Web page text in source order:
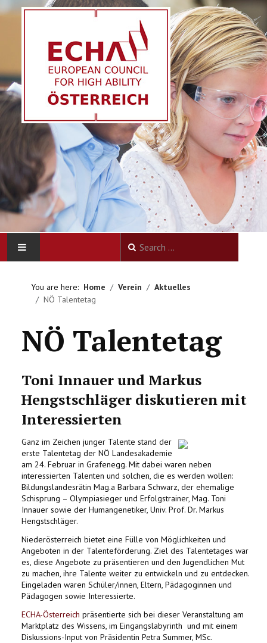
VEREIN
AKTIVITÄTEN
IMPRESSUM
KONTAKT
You are here: Home Verein
Aktuelles
NÖ Talentetag
NÖ Talentetag
Toni Innauer und Markus
Hengstschläger diskutieren mit
Interessierten
Ganz im Zeichen junger Talente stand der
erste Talentetag der NÖ Landesakademie
am 24. Februar in Grafenegg. Mit dabei waren neben
interessierten Talenten und solchen, die es werden wollen:
Bildungslandesrätin Mag.a Barbara Schwarz, der ehemalige
Schisprung – Olympiasieger und Erfolgstrainer, Mag. Toni
Innauer sowie der Humangenetiker, Univ. Prof. Dr. Markus
Hengstschläger.
Niederösterreich bietet eine Fülle von Möglichkeiten und
Angeboten in der Talenteförderung. Ziel des Talentetages war
es, diese Angebote zu präsentieren und den Jugendlichen Mut
zu machen, ihre Talente weiter zu entwickeln und zu entdecken.
Eingeladen waren Schüler/innen, Eltern, Pädagoginnen und
Pädagogen sowie Interessierte.
ECHA-Österreich präsentierte sich bei dieser Veranstaltung am
Marktplatz des Wissens, im Eingangslabyrinth und mit einem
Diskussions-Input von Präsidentin Petra Summer, MSc.